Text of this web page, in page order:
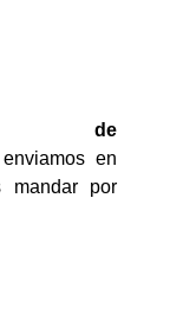
de
en
mandar por